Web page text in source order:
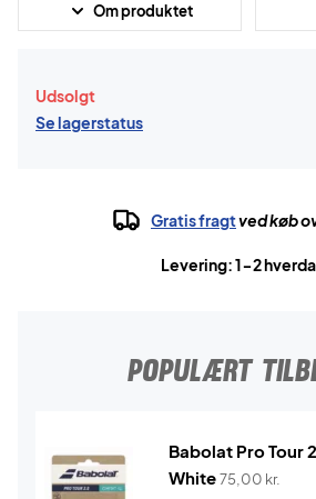
Om produktet
Udsolgt
Se lagerstatus
Gratis fragtved køb
Levering: 1-2
POPULÆRT
Babolat Pro Tour
White75,00 kr.